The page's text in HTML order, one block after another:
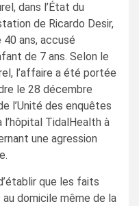
dans l’État du
de Ricardo Desir,
ans, accusé
de 7 ans. Selon le
l’affaire a été portée
le 28 décembre
l’Unité des enquêtes
TidalHealth à
une agression
que les faits
domicile même de la